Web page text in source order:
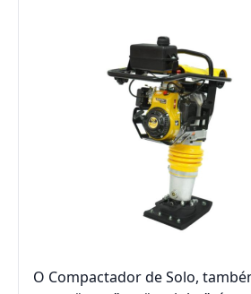
O Compactador de Solo,